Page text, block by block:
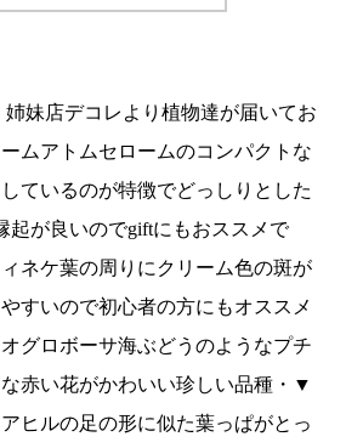
花がかわいい珍しい品種・▼
アヒルの足の形に似た葉っぱ
のような見た目がかわいいで
んどん伸びます・どの子も可
いますねさて今日は どの子を
？・ぜひ皆様も店頭でチェッ
ね・本日も11時より皆様のご
おります♡.#島根#松江#ユーカ
イフスタイルショップ#セレク
#雑貨屋#雑貨#グリーン#植物#
セロームアトム#フェイカステ
妹店デコレより植物達が届いてお
ムアトムセロームのコンパクトな
ているのが特徴でどっしりとした
起が良いのでgiftにもおススメで
ネケ葉の周りにクリーム色の斑が
すいので初心者の方にもオススメ
グロボーサ海ぶどうのようなプチ
赤い花がかわいい珍しい品種・▼
ヒルの足の形に似た葉っぱがとっ